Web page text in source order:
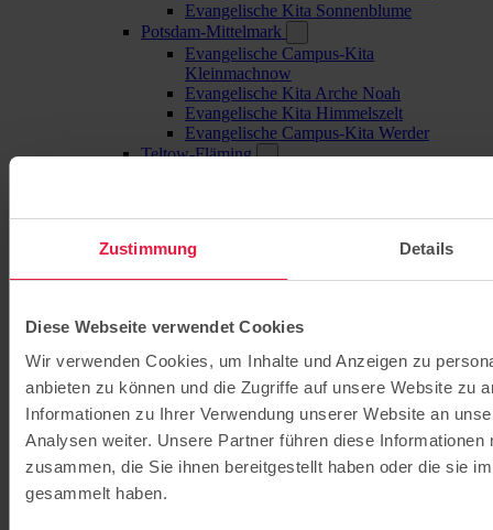
Zustimmung Details
Diese Webseite verwendet Cookies
Wir verwenden Cookies, um Inhalte und Anzeigen zu
anbieten zu können und die Zugriffe auf unsere Website zu
Informationen zu Ihrer Verwendung unserer Website an
Analysen weiter. Unsere Partner führen diese
zusammen, die Sie ihnen bereitgestellt haben oder die sie
gesammelt haben.
Evangelische Kita Sonnenblume
Potsdam-Mittelmark
Evangelische Campus-Kita
Kleinmachnow
Evangelische Kita Arche Noah
Evangelische Kita Himmelszelt
Evangelische Campus-Kita Werder
Teltow-Fläming
Oberhavel
Evangelische Kita Kleine Fische
Havelland
Evangelische Kita Kinderland Elstal
Evangelische Campus-Kita Bernau
Evangelische Grundschule Babelsberg
Evangelische Grundschule Bernau
Evangelische Grundschule Kleinmachnow
Evangelische Grundschule Potsdam
Evangelische Grundschule Mahlow
Evangelische Grundschule Werder
Gymnasien / Gesamtschulen